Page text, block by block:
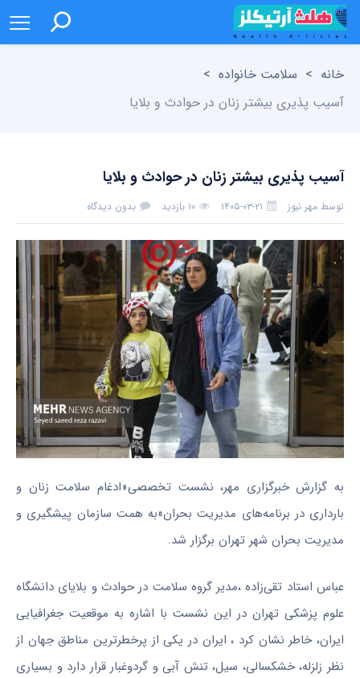
خانه > سلامت خانواده >
آسیب پذیری بیشتر زنان در حوادث و بلایا
آسیب پذیری بیشتر زنان در حوادث و بلایا
توسط مهر نیوز ۱۴۰۵-۰۳-۲۱ ۱۰ بازدید بدون دیدگاه
به گزارش خبرگزاری مهر، نشست تخصصی«ادغام سلامت زنان و
بارداری در برنامه‌های مدیریت بحران»به همت سازمان پیشگیری و
مدیریت بحران شهر تهران برگزار شد.
عباس استاد تقی‌زاده ،مدیر گروه سلامت در حوادث و بلایای دانشگاه
علوم پزشکی تهران در این نشست با اشاره به موقعیت جغرافیایی
ایران، خاطر نشان کرد ، ایران در یکی از پرخطرترین مناطق جهان از
نظر زلزله، خشکسالی، سیل، تنش آبی و گردوغبار قرار دارد و بسیاری